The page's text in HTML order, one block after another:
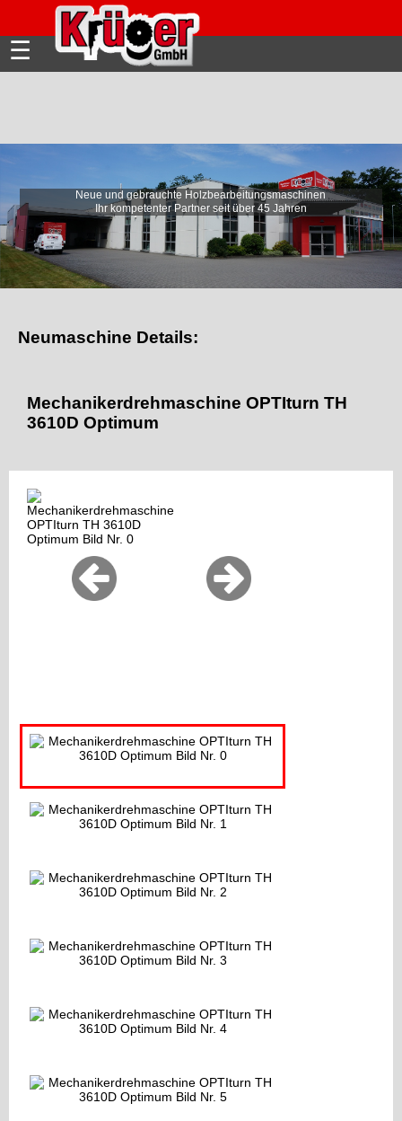
☰
Neue und gebrauchte Holzbearbeitungsmaschinen
Ihr kompetenter Partner seit über 45 Jahren
Neumaschine Details:
Mechanikerdrehmaschine OPTIturn TH
3610D Optimum